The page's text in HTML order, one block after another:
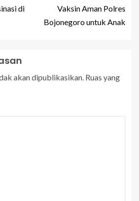
di
Vaksin Aman Polres
Bojonegoro untuk Anak
akan dipublikasikan. Ruas yang